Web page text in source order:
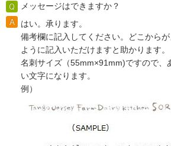
メッセージはできますか？
はい。承ります。
備考欄に記入してください。どこから
ように記入いただけますと助かります。
名刺サイズ（55mm×91mm)ですので、
い文字になります。
例）